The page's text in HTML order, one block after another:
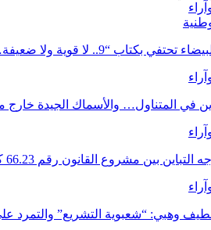
بكتاب “9.. لا قوية ولا ضعيفة… أم” للصحفية زينب…
في المتناول… والأسماك الجيدة خارج
بين مشروع القانون رقم 66.23 كما تبنته الحكومة وملاحظات جمعية هيئات…
وهبي: “شعبوية التشريع”